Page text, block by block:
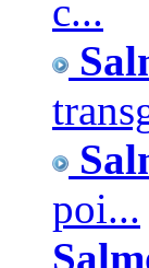
c...
poi...